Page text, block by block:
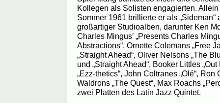
Kollegen als Solisten engagierten.
Sommer 1961 brillierte er als
großartiger Studioalben, darunter Ken
Charles Mingus’ „Presents Charles
Abstractions“, Ornette Colemans „Free
„Straight Ahead“, Oliver Nelsons „The
und „Straight Ahead“, Booker Littles
„Ezz-thetics“, John Coltranes „Olé“, Ron
Waldrons „The Quest“, Max Roachs
zwei Platten des Latin Jazz Quintet.